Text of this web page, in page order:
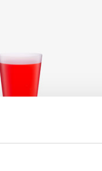
300/boite LAVAGE